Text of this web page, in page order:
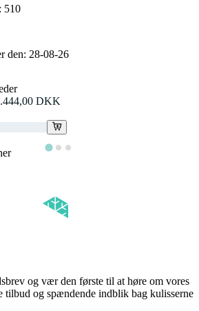
510
den: 28-08-26
DKK
og vær den første til at høre om vores
tilbud og spændende indblik bag kulisserne